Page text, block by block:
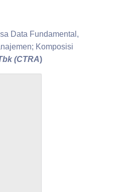
Data Fundamental,
Komposisi
(CTRA)